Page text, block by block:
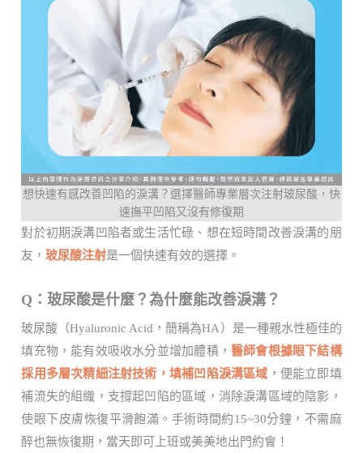
想快速有感改善凹陷的淚溝？選擇醫師專業層次注射玻尿酸，快
速撫平凹陷又沒有修復期
對於初期淚溝凹陷者或生活忙碌、想在短時間改善淚溝的朋
友，玻尿酸注射是一個快速有效的選擇。
Q：玻尿酸是什麼？為什麼能改善淚溝？
玻尿酸（Hyaluronic Acid，簡稱為HA）是一種親水性極佳的
填充物，能有效吸收水分並增加體積， 醫師會根據眼下結構
採用多層次精細注射技術，填補凹陷淚溝區域 ，便能立即填
補流失的組織，支撐起凹陷的區域，消除淚溝區域的陰影，
使眼下皮膚恢復平滑飽滿。手術時間約15~30分鐘，不需麻
醉也無恢復期，當天即可上班或美美地出門約會！